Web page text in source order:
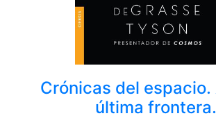
Crónicas del espacio.
última frontera.